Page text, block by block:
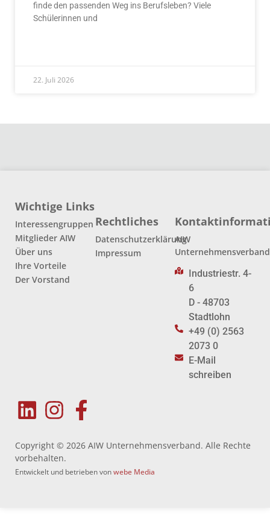
finde den passenden Weg ins Berufsleben? Viele
Schülerinnen und
22. Juli 2026
Wichtige Links
Interessengruppen
Mitglieder AIW
Über uns
Ihre Vorteile
Der Vorstand
Rechtliches
Datenschutzerklärung
Impressum
AIW
Unternehmensverband
Industriestr. 4-
6
D - 48703
Stadtlohn
+49 (0) 2563
2073 0
E-Mail
schreiben
Copyright © 2026 AIW Unternehmensverband. Alle Rechte
vorbehalten.
Entwickelt und betrieben vonwebe Media